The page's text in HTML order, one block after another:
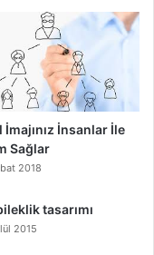
İmajınız İnsanlar İle
Sağlar
2018
tasarımı
2015